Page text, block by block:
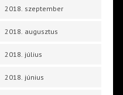
2018. szeptember
2018. augusztus
2018. július
2018. június